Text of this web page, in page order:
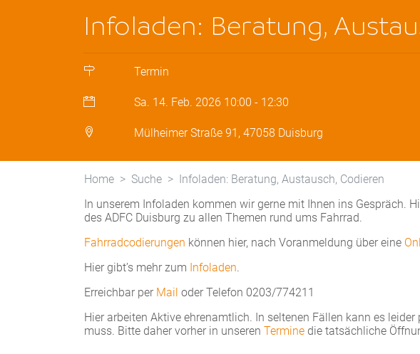
Infoladen: Beratung,
Termin
Sa. 14. Feb. 2026 10:00 - 12:30
Mülheimer Straße 91, 47058 Duisburg
Home Suche
Infoladen: Beratung, Austausch, Codieren
In unserem Infoladen kommen wir gerne mit Ihnen ins Gespräch.
des ADFC Duisburg zu allen Themen rund ums Fahrrad.
Fahrradcodierungen können hier, nach Voranmeldung über eine
Hier gibt’s mehr zum Infoladen.
Erreichbar per Mail oder Telefon 0203/774211
Hier arbeiten Aktive ehrenamtlich. In seltenen Fällen kann es
muss. Bitte daher vorher in unseren Termine die tatsächliche